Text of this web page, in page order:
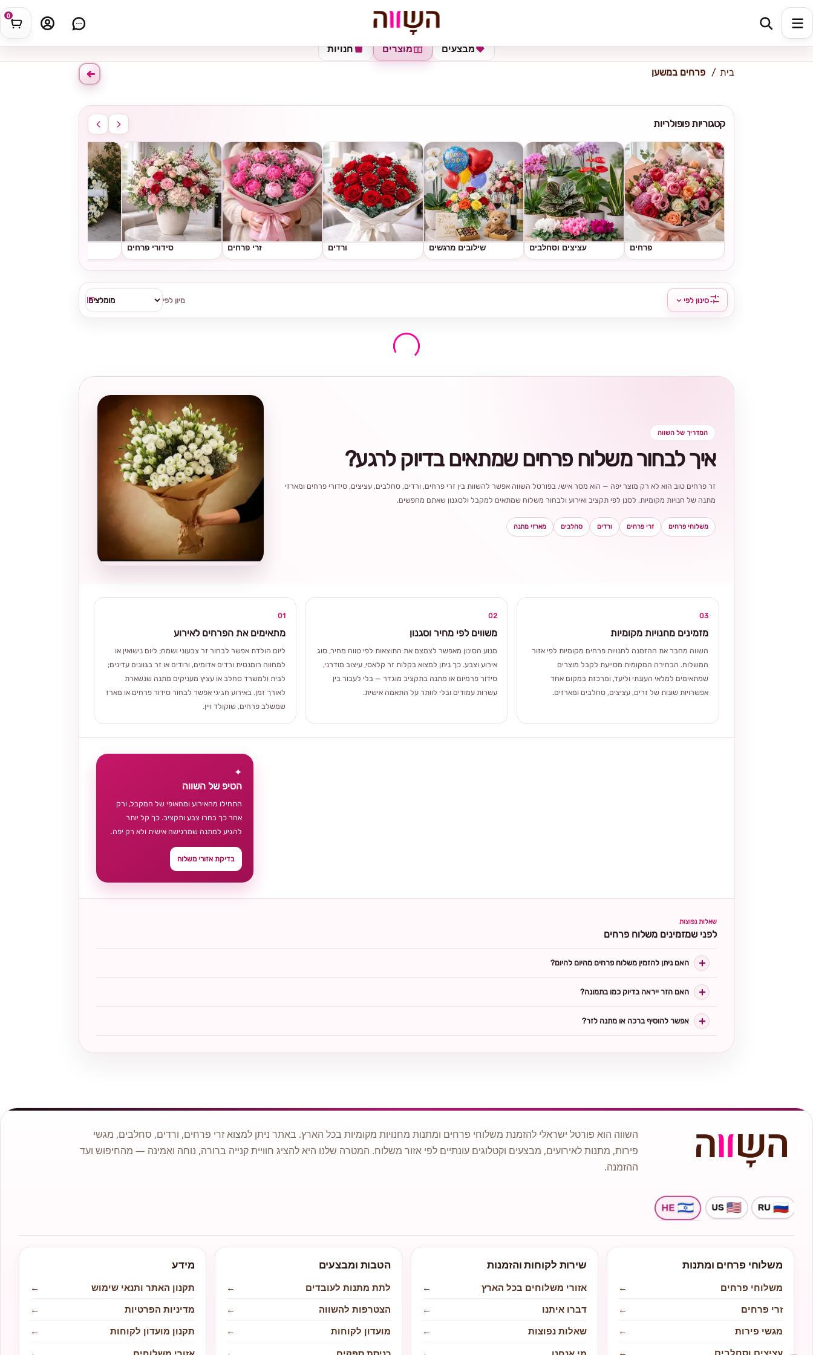
0 כתובת למשלוח
חנויות מוצרים מבצעים
בית פרחים במשען
קטגוריות פופולריות
פרחים עציצים וסחלבים שילובים מרגשים ורדים זרי פרחים סידורי פרחים
מיון לפי סינון לפי
המדריך של השווה
איך לבחור משלוח פרחים שמתאים בדיוק לרגע?
זר פרחים טוב הוא לא רק מוצר יפה — הוא מסר אישי. בפורטל השווה אפשר להשוות בין זרי פרחים, ורדים, סחלבים, עציצים, סידורי פרחים ומארזי
מתנה של חנויות מקומיות, לסנן לפי תקציב ואירוע ולבחור משלוח שמתאים למקבל ולסגנון שאתם מחפשים.
משלוחי פרחים זרי פרחים ורדים סחלבים מארזי מתנה
01
מתאימים את הפרחים לאירוע
ליום הולדת אפשר לבחור זר צבעוני ושמח; ליום נישואין או
למחווה רומנטית ורדים אדומים, ורודים או זר בגוונים עדינים;
לבית ולמשרד סחלב או עציץ מעניקים מתנה שנשארת
לאורך זמן. באירוע חגיגי אפשר לבחור סידור פרחים או מארז
שמשלב פרחים, שוקולד ויין.
02
משווים לפי מחיר וסגנון
מנוע הסינון מאפשר לצמצם את התוצאות לפי טווח מחיר, סוג
אירוע וצבע. כך ניתן למצוא בקלות זר קלאסי, עיצוב מודרני,
סידור פרמיום או מתנה בתקציב מוגדר — בלי לעבור בין
עשרות עמודים ובלי לוותר על התאמה אישית.
03
מזמינים מחנויות מקומיות
השווה מחבר את ההזמנה לחנויות פרחים מקומיות לפי אזור
המשלוח. הבחירה המקומית מסייעת לקבל מוצרים
שמתאימים למלאי העונתי וליעד, ומרכזת במקום אחד
אפשרויות שונות של זרים, עציצים, סחלבים ומארזים.
✦
הטיפ של השווה
התחילו מהאירוע ומהאופי של המקבל, ורק
אחר כך בחרו צבע ותקציב. כך קל יותר
להגיע למתנה שמרגישה אישית ולא רק יפה.
בדיקת אזורי משלוח
שאלות נפוצות
לפני שמזמינים משלוח פרחים
האם ניתן להזמין משלוח פרחים מהיום להיום?
האם הזר ייראה בדיוק כמו בתמונה?
אפשר להוסיף ברכה או מתנה לזר?
השווה הוא פורטל ישראלי להזמנת משלוחי פרחים ומתנות מחנויות מקומיות בכל הארץ. באתר ניתן למצוא זרי פרחים, ורדים, סחלבים, מגשי
פירות, מתנות לאירועים, מבצעים וקטלוגים עונתיים לפי אזור משלוח. המטרה שלנו היא להציג חוויית קנייה ברורה, נוחה ואמינה — מהחיפוש ועד
ההזמנה.
משלוחי פרחים ומתנות
משלוחי פרחים
←
זרי פרחים
←
מגשי פירות
←
שירות לקוחות והזמנות
אזורי משלוחים בכל הארץ
←
דברו איתנו
←
שאלות נפוצות
←
הטבות ומבצעים
לתת מתנות לעובדים
←
הצטרפות להשווה
←
מועדון לקוחות
←
מידע
תקנון האתר ותנאי שימוש
←
מדיניות הפרטיות
←
תקנון מועדון לקוחות
←